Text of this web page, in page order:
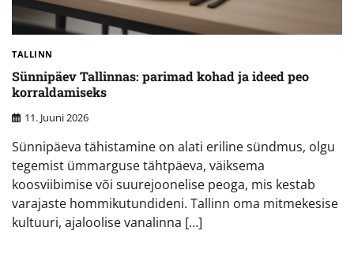
TALLINN
Sünnipäev Tallinnas: parimad kohad ja ideed peo
korraldamiseks
11. Juuni 2026
Sünnipäeva tähistamine on alati eriline sündmus, olgu
tegemist ümmarguse tähtpäeva, väiksema
koosviibimise või suurejoonelise peoga, mis kestab
varajaste hommikutundideni. Tallinn oma mitmekesise
kultuuri, ajaloolise vanalinna […]